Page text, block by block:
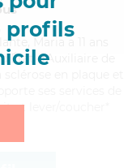
profils
Maria a 11 ans
d'Auxiliaire de
et lever/coucher*